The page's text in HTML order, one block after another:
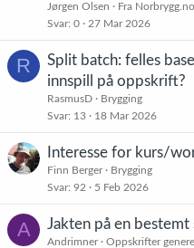
Jørgen Olsen
Fra Norbrygg.no
Svar 0 27 Mar 2026
R
Split batch: felles
innspill på oppskrift?
RasmusD
Brygging
Svar 13 18 Mar 2026
Interesse for kurs/
Finn Berger
Brygging
Svar 92 5 Feb 2026
A Jakten på en bestemt
Andrimner
Oppskrifter